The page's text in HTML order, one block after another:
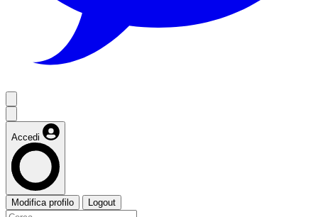
Accedi
Modifica profilo Logout